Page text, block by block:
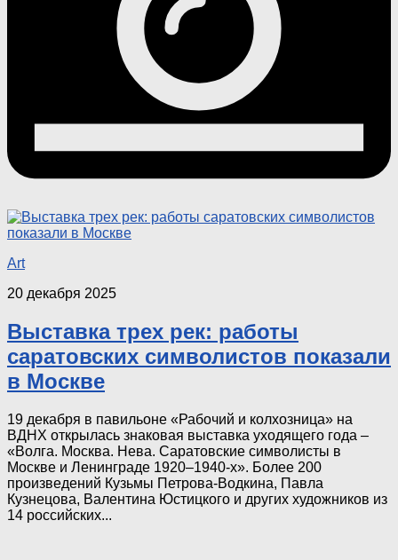
Art
20 декабря 2025
Выставка трех рек: работы
саратовских символистов показали
в Москве
19 декабря в павильоне «Рабочий и колхозница» на
ВДНХ открылась знаковая выставка уходящего года –
«Волга. Москва. Нева. Саратовские символисты в
Москве и Ленинграде 1920–1940-х». Более 200
произведений Кузьмы Петрова-Водкина, Павла
Кузнецова, Валентина Юстицкого и других художников из
14 российских...